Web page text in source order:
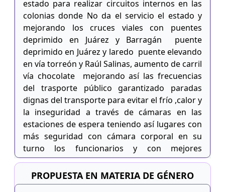
estado para realizar circuitos internos en las
colonias donde No da el servicio el estado y
mejorando los cruces viales con puentes
deprimido en Juárez y Barragán puente
deprimido en Juárez y laredo puente elevando
en vía torreón y Raúl Salinas, aumento de carril
vía chocolate mejorando así las frecuencias
del trasporte público garantizado paradas
dignas del transporte para evitar el frío ,calor y
la inseguridad a través de cámaras en las
estaciones de espera teniendo así lugares con
más seguridad con cámara corporal en su
turno los funcionarios y con mejores
condiciones de vida para la familia
PROPUESTA EN MATERIA DE GÉNERO